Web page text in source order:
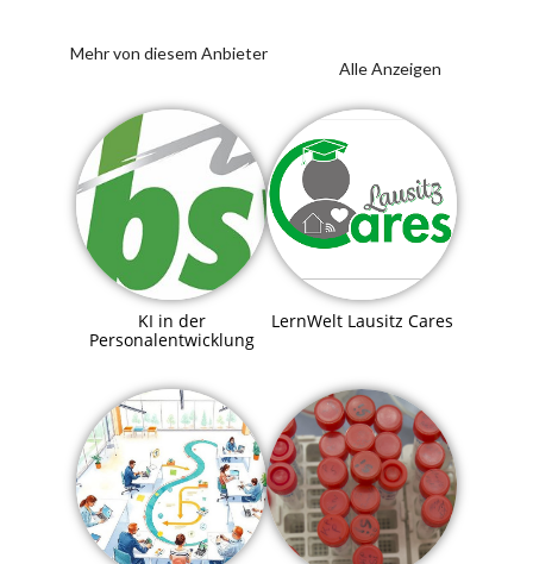
Mehr von diesem Anbieter
Alle Anzeigen
KI in der
Personalentwicklung
LernWelt Lausitz Cares